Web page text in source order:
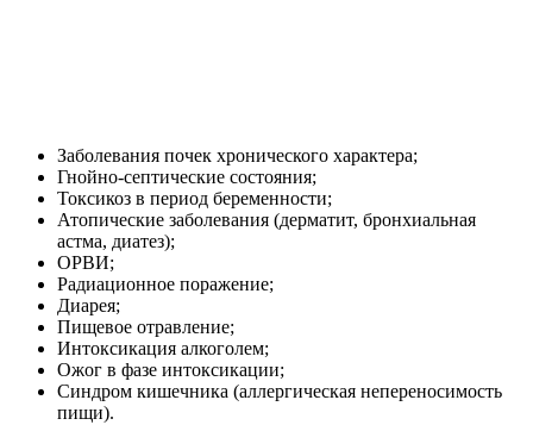
Заболевания почек хронического характера;
Гнойно-септические состояния;
Токсикоз в период беременности;
Атопические заболевания (дерматит, бронхиальная
астма, диатез);
ОРВИ;
Радиационное поражение;
Диарея;
Пищевое отравление;
Интоксикация алкоголем;
Ожог в фазе интоксикации;
Синдром кишечника (аллергическая непереносимость
пищи).